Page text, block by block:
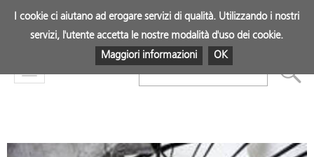
Mostra
I cookie ci aiutano ad erogare servizi di qualità. Utilizzando i nostri
servizi, l'utente accetta le nostre modalità d'uso dei cookie.
Maggiori informazioni
OK